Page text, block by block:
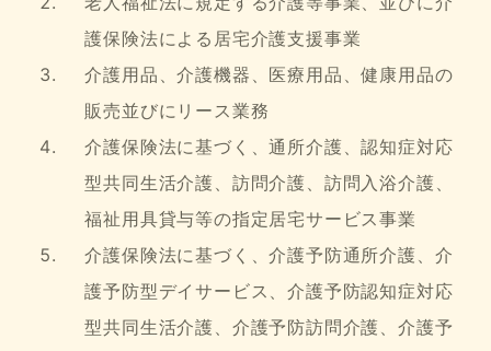
護保険法による居宅介護支援事業
介護用品、介護機器、医療用品、健康用品の
販売並びにリース業務
介護保険法に基づく、通所介護、認知症対応
型共同生活介護、訪問介護、訪問入浴介護、
福祉用具貸与等の指定居宅サービス事業
介護保険法に基づく、介護予防通所介護、介
護予防型デイサービス、介護予防認知症対応
型共同生活介護、介護予防訪問介護、介護予